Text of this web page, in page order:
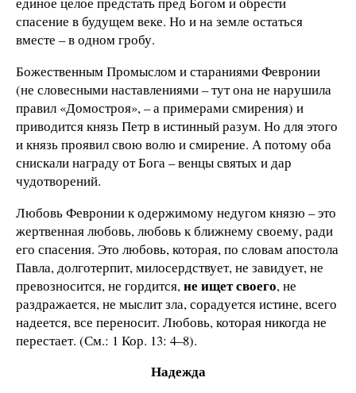
спасение в будущем веке. Но и на земле остаться
вместе – в одном гробу.
Божественным Промыслом и стараниями Февронии
(не словесными наставлениями – тут она не нарушила
правил «Домостроя», – а примерами смирения) и
приводится князь Петр в истинный разум. Но для этого
и князь проявил свою волю и смирение. А потому оба
снискали награду от Бога – венцы святых и дар
чудотворений.
Любовь Февронии к одержимому недугом князю – это
жертвенная любовь, любовь к ближнему своему, ради
его спасения. Это любовь, которая, по словам апостола
Павла, долготерпит, милосердствует, не завидует, не
превозносится, не гордится, не ищет своего, не
раздражается, не мыслит зла, сорадуется истине, всего
надеется, все переносит. Любовь, которая никогда не
перестает. (См.: 1 Кор. 13: 4–8).
Надежда